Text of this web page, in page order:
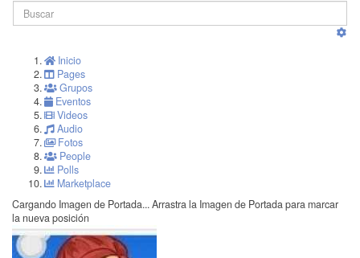
Inicio
Pages
Grupos
Eventos
Videos
Audio
Fotos
People
Polls
Marketplace
Cargando Imagen de Portada... Arrastra la Imagen de Portada para marcar
la nueva posición